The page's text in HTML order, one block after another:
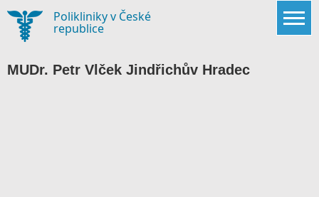
content
Polikliniky v České
republice
MUDr. Petr Vlček Jindřichův Hradec